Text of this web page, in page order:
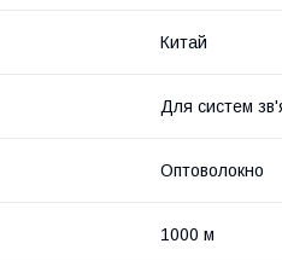
Китай
Для систем
Оптоволокно
1000 м